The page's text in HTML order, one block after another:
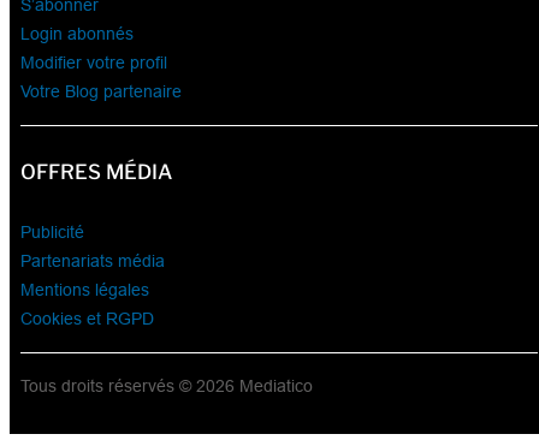
S’abonner
Login abonnés
Modifier votre profil
Votre Blog partenaire
OFFRES MÉDIA
Publicité
Partenariats média
Mentions légales
Cookies et RGPD
Tous droits réservés © 2026 Mediatico